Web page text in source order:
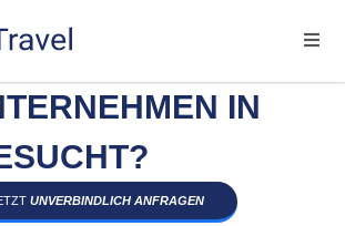
IN
UNVERBINDLICH ANFRAGEN